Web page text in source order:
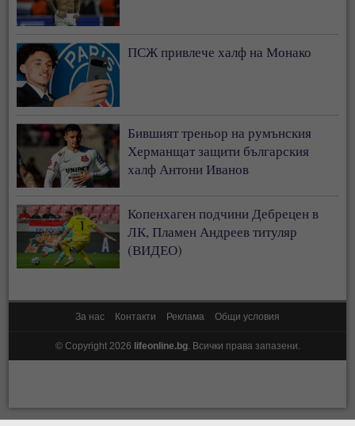
ПСЖ привлече халф на Монако
Бившият треньор на румънския
Херманщат защити българския
халф Антони Иванов
Копенхаген подчини Дебрецен в
ЛК, Пламен Андреев титуляр
(ВИДЕО)
За нас Контакти Реклама Общи условия
© Copyright 2026 lifeonline.bg. Всички права запазени.